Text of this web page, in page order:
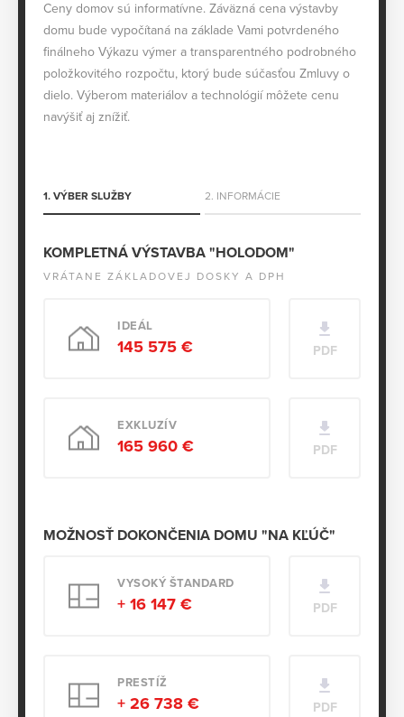
1. VÝBER SLUŽBY 2. INFORMÁCIE
KOMPLETNÁ VÝSTAVBA "HOLODOM"
VRÁTANE ZÁKLADOVEJ DOSKY A DPH
IDEÁL
145 575 € PDF
EXKLUZÍV
165 960 € PDF
MOŽNOSŤ DOKONČENIA DOMU "NA KĽÚČ"
VYSOKÝ ŠTANDARD
+ 16 147 € PDF
PRESTÍŽ
+ 26 738 € PDF
Ceny domov sú informatívne. Záväzná cena výstavby
domu bude vypočítaná na základe Vami potvrdeného
finálneho Výkazu výmer a transparentného podrobného
položkovitého rozpočtu, ktorý bude súčasťou Zmluvy o
dielo. Výberom materiálov a technológií môžete cenu
navýšiť aj znížiť.